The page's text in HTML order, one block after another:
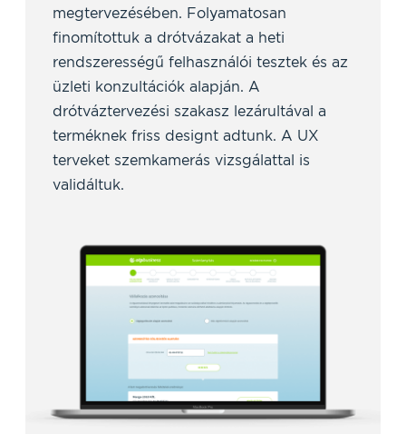
megtervezésében. Folyamatosan
finomítottuk a drótvázakat a heti
rendszerességű felhasználói tesztek és az
üzleti konzultációk alapján. A
drótváztervezési szakasz lezárultával a
terméknek friss designt adtunk. A UX
terveket szemkamerás vizsgálattal is
validáltuk.